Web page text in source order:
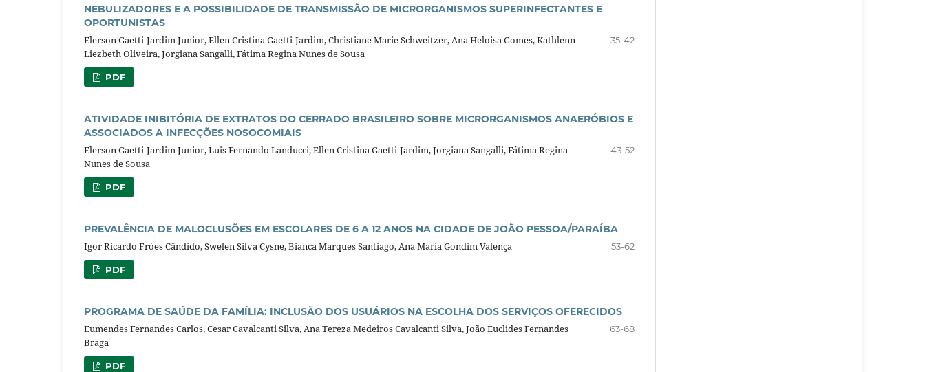
NEBULIZADORES E A POSSIBILIDADE DE TRANSMISSÃO DE MICRORGANISMOS SUPERINFECTANTES E
OPORTUNISTAS
Elerson Gaetti-Jardim Junior, Ellen Cristina Gaetti-Jardim, Christiane Marie Schweitzer, Ana Heloisa Gomes, Kathlenn
Liezbeth Oliveira, Jorgiana Sangalli, Fátima Regina Nunes de Sousa
35-42
PDF
ATIVIDADE INIBITÓRIA DE EXTRATOS DO CERRADO BRASILEIRO SOBRE MICRORGANISMOS ANAERÓBIOS E
ASSOCIADOS A INFECÇÕES NOSOCOMIAIS
Elerson Gaetti-Jardim Junior, Luis Fernando Landucci, Ellen Cristina Gaetti-Jardim, Jorgiana Sangalli, Fátima Regina
Nunes de Sousa
43-52
PDF
PREVALÊNCIA DE MALOCLUSÕES EM ESCOLARES DE 6 A 12 ANOS NA CIDADE DE JOÃO PESSOA/PARAÍBA
Igor Ricardo Fróes Cândido, Swelen Silva Cysne, Bianca Marques Santiago, Ana Maria Gondim Valença
53-62
PDF
PROGRAMA DE SAÚDE DA FAMÍLIA: INCLUSÃO DOS USUÁRIOS NA ESCOLHA DOS SERVIÇOS OFERECIDOS
Eumendes Fernandes Carlos, Cesar Cavalcanti Silva, Ana Tereza Medeiros Cavalcanti Silva, João Euclides Fernandes
Braga
63-68
PDF